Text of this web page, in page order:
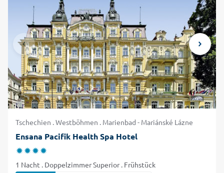
sich im Wellnessbereich Ihres Hotels zu relaxen und
anschließend ein leckeres Abendessen mit internationalen
und regionalen Köstlichkeiten zu genießen. Buchen Sie jetzt
mit alltours Ihr Hotel in Marienbad zum besonders günstigen
Preis!
Tschechien . Westböhmen . Marienbad - Mariánské Lázne
Ensana Pacifik Health Spa Hotel
1 Nacht . Doppelzimmer Superior . Frühstück